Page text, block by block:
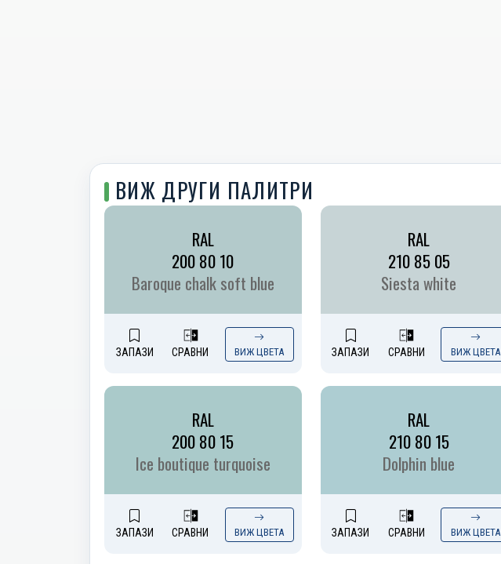
ВИЖ ДРУГИ ПАЛИТРИ
RAL
200 80 10
Baroque chalk soft blue
ЗАПАЗИ СРАВНИ ВИЖ ЦВЕТА
RAL
210 85 05
Siesta white
ЗАПАЗИ СРАВНИ ВИЖ ЦВЕТА
RAL
200 80 15
Ice boutique turquoise
ЗАПАЗИ СРАВНИ ВИЖ ЦВЕТА
RAL
210 80 15
Dolphin blue
ЗАПАЗИ СРАВНИ ВИЖ ЦВЕТА